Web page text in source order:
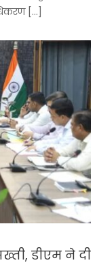
[…]
डीएम ने दी